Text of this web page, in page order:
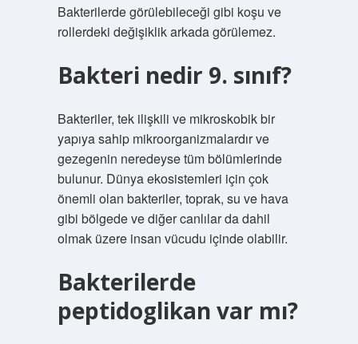
Bakterilerde görülebileceği gibi koşu ve
rollerdeki değişiklik arkada görülemez.
Bakteri nedir 9. sınıf?
Bakteriler, tek ilişkili ve mikroskobik bir
yapıya sahip mikroorganizmalardır ve
gezegenin neredeyse tüm bölümlerinde
bulunur. Dünya ekosistemleri için çok
önemli olan bakteriler, toprak, su ve hava
gibi bölgede ve diğer canlılar da dahil
olmak üzere insan vücudu içinde olabilir.
Bakterilerde
peptidoglikan var mı?